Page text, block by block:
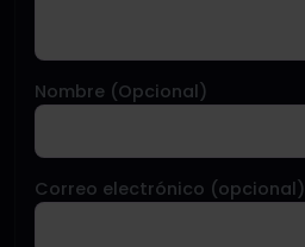
Nombre (Opcional)
Correo electrónico (opcional)